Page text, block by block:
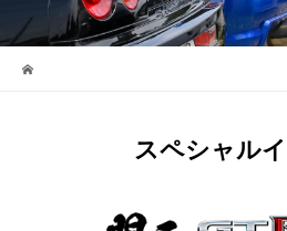
スペシャル